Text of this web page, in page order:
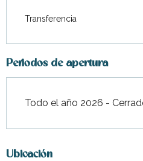
Transferencia
Periodos de apertura
Todo el año 2026 -
Ubicación